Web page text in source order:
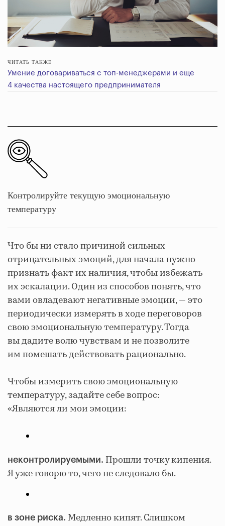
ЧИТАТЬ ТАКЖЕ
Умение договариваться с топ-менеджерами и еще
4 качества настоящего предпринимателя
Контролируйте текущую эмоциональную
температуру
Что бы ни стало причиной сильных
отрицательных эмоций, для начала нужно
признать факт их наличия, чтобы избежать
их эскалации. Один из способов понять, что
вами овладевают негативные эмоции, — это
периодически измерять в ходе переговоров
свою эмоциональную температуру. Тогда
вы дадите волю чувствам и не позволите
им помешать действовать рационально.
Чтобы измерить свою эмоциональную
температуру, задайте себе вопрос:
«Являются ли мои эмоции:
неконтролируемыми. Прошли точку кипения.
Я уже говорю то, чего не следовало бы.
в зоне риска. Медленно кипят. Слишком